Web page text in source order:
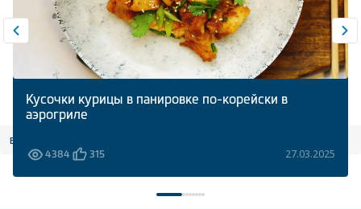
все статьи
Кусочки курицы в панировке по-корейски в
аэрогриле
4384 315 27.03.2025